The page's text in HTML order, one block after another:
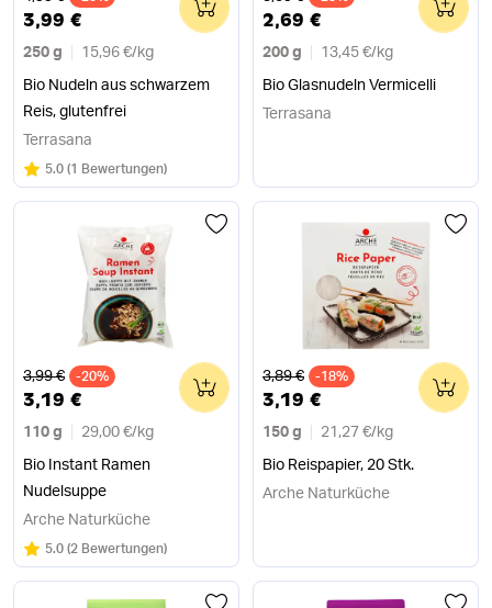
3,99 €
250 g 15,96 €/ kg
Bio Nudeln aus schwarzem
Reis, glutenfrei
Terrasana
Bewertung:
5.0/5
(1 Bewertungen)
2,69 €
200 g 13,45 €/ kg
Bio Glasnudeln Vermicelli
Terrasana
Alter Preis
3,99 € -20%
3,19 €
110 g 29,00 €/ kg
Bio Instant Ramen
Nudelsuppe
0
Arche Naturküche
Bewertung:
5.0/5
(2 Bewertungen)
Alter Preis
3,89 € -18%
3,19 €
150 g 21,27 €/ kg
Bio Reispapier, 20 Stk.
0
Arche Naturküche